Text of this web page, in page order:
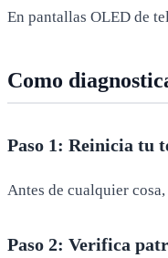
En pantallas OLED de
Como
Paso 1: Reinicia tu
Antes de cualquier
Paso 2: Verifica